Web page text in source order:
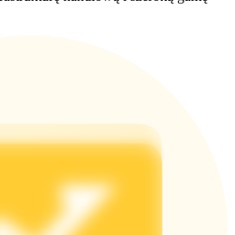
Carnival
USDT Bonus